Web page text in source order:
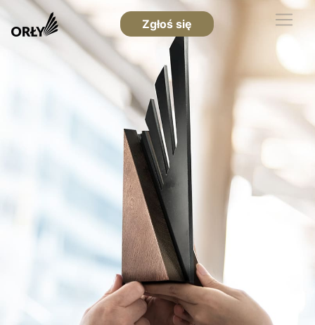
Zgłoś się